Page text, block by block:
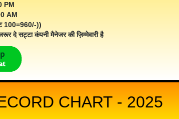
PM
AM
100=960/-))
दे सट्टा कंपनी मैनेजर की ज़िम्मेवारी है
CHART - 2025